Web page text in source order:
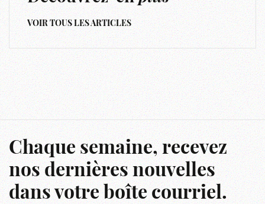
VOIR TOUS LES ARTICLES
Chaque semaine, recevez
nos dernières nouvelles
dans votre boîte courriel.